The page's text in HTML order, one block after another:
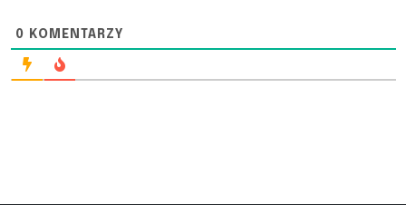
0 KOMENTARZY